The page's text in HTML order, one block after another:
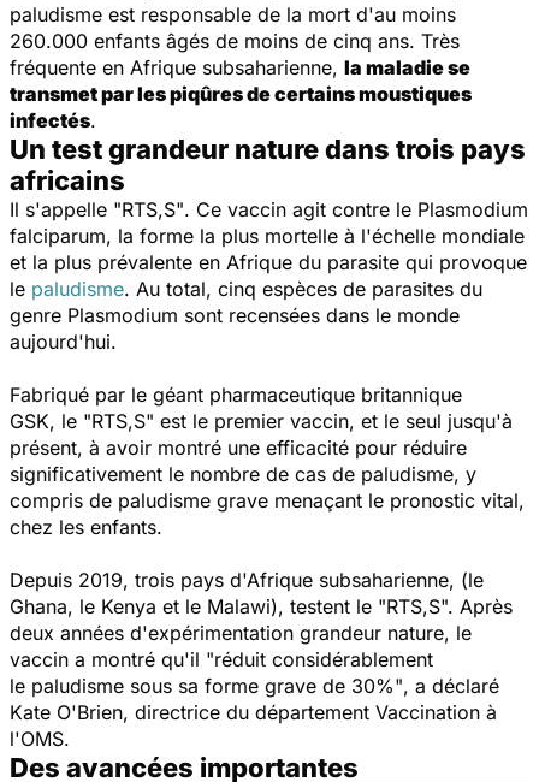
paludisme est responsable de la mort d'au moins
260.000 enfants âgés de moins de cinq ans. Très
fréquente en Afrique subsaharienne, la maladie se
transmet par les piqûres de certains moustiques
infectés.
Un test grandeur nature dans trois pays
africains
Il s'appelle "RTS,S". Ce vaccin agit contre le Plasmodium
falciparum, la forme la plus mortelle à l'échelle mondiale
et la plus prévalente en Afrique du parasite qui provoque
le paludisme. Au total, cinq espèces de parasites du
genre Plasmodium sont recensées dans le monde
aujourd'hui.
Fabriqué par le géant pharmaceutique britannique
GSK, le "RTS,S" est le premier vaccin, et le seul jusqu'à
présent, à avoir montré une efficacité pour réduire
significativement le nombre de cas de paludisme, y
compris de paludisme grave menaçant le pronostic vital,
chez les enfants.
Depuis 2019, trois pays d'Afrique subsaharienne, (le
Ghana, le Kenya et le Malawi), testent le "RTS,S". Après
deux années d'expérimentation grandeur nature, le
vaccin a montré qu'il "réduit considérablement
le paludisme sous sa forme grave de 30%", a déclaré
Kate O'Brien, directrice du département Vaccination à
l'OMS.
Des avancées importantes